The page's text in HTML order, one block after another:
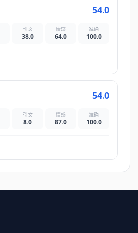
54.0
引文
38.0
情感
64.0
准确
100.0
54.0
引文
8.0
情感
87.0
准确
100.0